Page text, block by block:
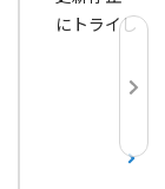
にトライして
サ